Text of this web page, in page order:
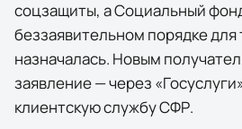
соцзащиты, а Социальный
беззаявительном порядке для
назначалась. Новым
заявление — через
клиентскую службу СФР.